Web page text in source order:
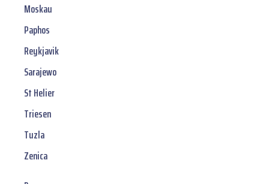
Moskau
Paphos
Reykjavik
Sarajewo
St Helier
Triesen
Tuzla
Zenica